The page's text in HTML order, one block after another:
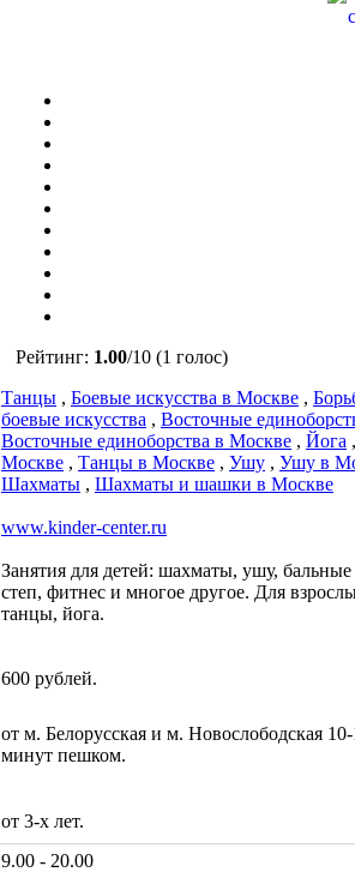
Рейтинг: 1.00/10 (1 голос)
Танцы , Боевые искусства в Москве ,
боевые искусства , Восточные
Восточные единоборства в Москве , Йога
Москве , Танцы в Москве , Ушу , Ушу в
Шахматы , Шахматы и шашки в Москве
www.kinder-center.ru
Занятия для детей: шахматы, ушу,
степ, фитнес и многое другое. Для
танцы, йога.
600 рублей.
от м. Белорусская и м. Новослободская
минут пешком.
от 3-х лет.
9.00 - 20.00